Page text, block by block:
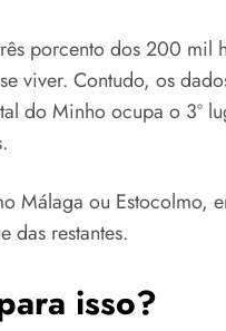
porcento dos 200 mil
viver. Contudo, os
do Minho ocupa o 3º
Málaga ou Estocolmo,
das restantes.
isso?